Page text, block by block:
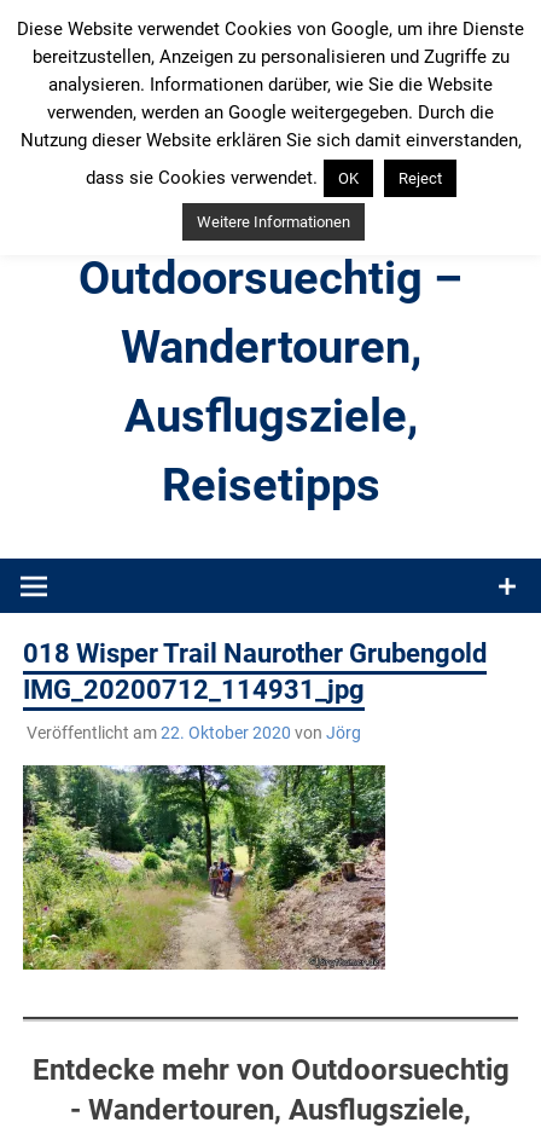
Inhalt
springen
Outdoorsuechtig –
Wandertouren,
Ausflugsziele,
Reisetipps
Produkttests und Buchrezensionen. Ein Blog für alle, die gern
018 Wisper Trail Naurother Grubengold
IMG_20200712_114931_jpg
Veröffentlicht am22. Oktober 2020 von Jörg
Entdecke mehr von Outdoorsuechtig
- Wandertouren, Ausflugsziele,
Diese Website verwendet Cookies von Google, um ihre Dienste
bereitzustellen, Anzeigen zu personalisieren und Zugriffe zu
analysieren. Informationen darüber, wie Sie die Website
verwenden, werden an Google weitergegeben. Durch die
Nutzung dieser Website erklären Sie sich damit einverstanden,
dass sie Cookies verwendet.
OK Reject
Weitere Informationen